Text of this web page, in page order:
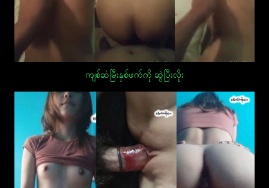
ကျစ်ဆံမြီးနှစ်ဖက်ကို ဆွဲပြီးလိုး